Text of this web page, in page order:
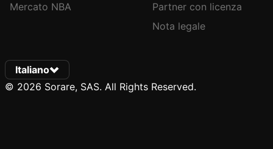
Mercato NBA
Partner con licenza
Nota legale
Italiano
© 2026 Sorare, SAS. All Rights Reserved.